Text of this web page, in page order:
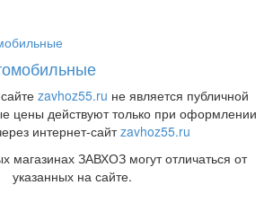
zavhoz55.ru не является публичной
цены действуют только при оформлении
интернет-сайтzavhoz55.ru
магазинах ЗАВХОЗ могут отличаться от
указанных на сайте.